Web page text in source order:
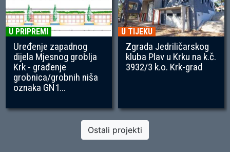
U PRIPREMI
Uređenje zapadnog
dijela Mjesnog groblja
Krk - građenje
grobnica/grobnih niša
oznaka GN1...
U TIJEKU
Zgrada Jedriličarskog
kluba Plav u Krku na k.č.
3932/3 k.o. Krk-grad
Ostali projekti